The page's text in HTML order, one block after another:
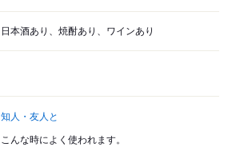
日本酒あり、焼酎あり、ワインあり
知人・友人と
こんな時によく使われます。